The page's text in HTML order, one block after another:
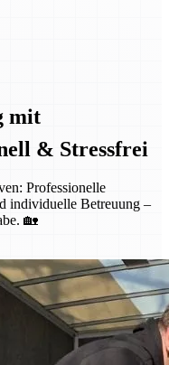
mit
& Stressfrei
Professionelle
individuelle Betreuung –
🏡